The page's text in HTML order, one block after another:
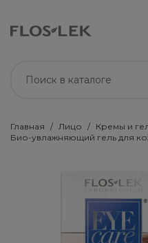
Главная Лицо Кремы и
Био-увлажняющий гель для